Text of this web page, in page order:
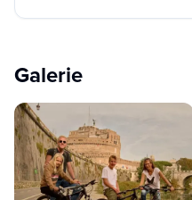
Galerie